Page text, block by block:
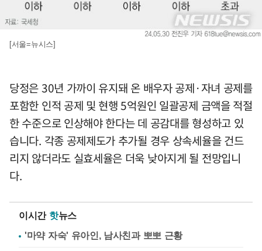
[서울=뉴시스]
당정은 30년 가까이 유지돼 온 배우자 공제·자녀 공제를
포함한 인적 공제 및 현행 5억원인 일괄공제 금액을 적절
한 수준으로 인상해야 한다는 데 공감대를 형성하고 있
습니다. 각종 공제제도가 추가될 경우 상속세율을 건드
리지 않더라도 실효세율은 더욱 낮아지게 될 전망입니
다.
이시간 핫뉴스
'마약 자숙' 유아인, 남사친과 뽀뽀 근황